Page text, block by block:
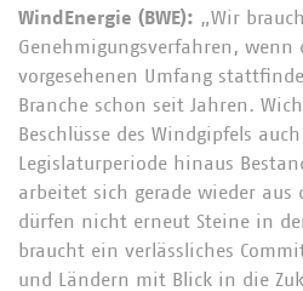
WindEnergie (BWE): „Wir
Genehmigungsverfahren, wenn
vorgesehenen Umfang
Branche schon seit Jahren.
Beschlüsse des Windgipfels
Legislaturperiode hinaus
arbeitet sich gerade wieder aus
dürfen nicht erneut Steine in
braucht ein verlässliches
und Ländern mit Blick in die